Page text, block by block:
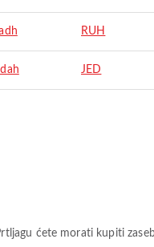
RUH
JED
ćete morati kupiti